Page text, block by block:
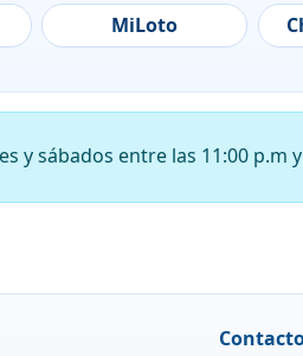
Arauca
Arauca
Arauca
Arauca
Arauca
MiLoto
y sábados entre las 11:00 p.m